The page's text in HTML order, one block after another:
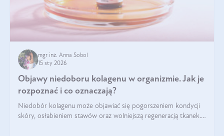
mgr inż. Anna Sobol
15 sty 2026
Objawy niedoboru kolagenu w organizmie. Jak je
rozpoznać i co oznaczają?
Niedobór kolagenu może objawiać się pogorszeniem kondycji
skóry, osłabieniem stawów oraz wolniejszą regeneracją tkanek.